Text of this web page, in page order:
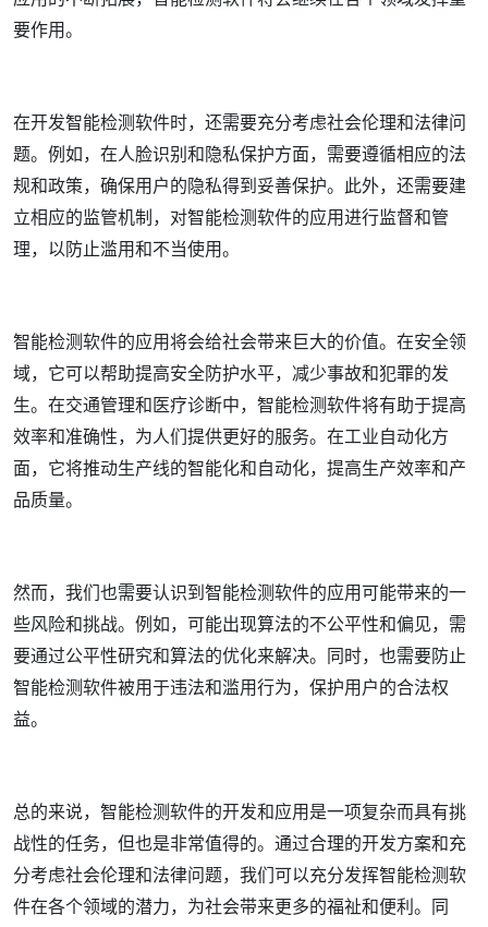
要作用。
在开发智能检测软件时，还需要充分考虑社会伦理和法律问
题。例如，在人脸识别和隐私保护方面，需要遵循相应的法
规和政策，确保用户的隐私得到妥善保护。此外，还需要建
立相应的监管机制，对智能检测软件的应用进行监督和管
理，以防止滥用和不当使用。
智能检测软件的应用将会给社会带来巨大的价值。在安全领
域，它可以帮助提高安全防护水平，减少事故和犯罪的发
生。在交通管理和医疗诊断中，智能检测软件将有助于提高
效率和准确性，为人们提供更好的服务。在工业自动化方
面，它将推动生产线的智能化和自动化，提高生产效率和产
品质量。
然而，我们也需要认识到智能检测软件的应用可能带来的一
些风险和挑战。例如，可能出现算法的不公平性和偏见，需
要通过公平性研究和算法的优化来解决。同时，也需要防止
智能检测软件被用于违法和滥用行为，保护用户的合法权
益。
总的来说，智能检测软件的开发和应用是一项复杂而具有挑
战性的任务，但也是非常值得的。通过合理的开发方案和充
分考虑社会伦理和法律问题，我们可以充分发挥智能检测软
件在各个领域的潜力，为社会带来更多的福祉和便利。同